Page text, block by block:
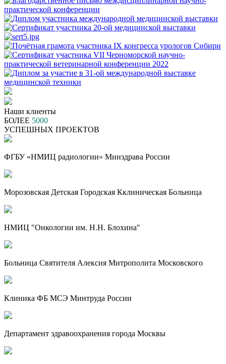
Наши клиенты
БОЛЕЕ 5000
УСПЕШНЫХ ПРОЕКТОВ
ФГБУ «НМИЦ радиологии» Минздрава России
Морозовская Детская Городская Кклиническая Больница
НМИЦ "Онкологии им. Н.Н. Блохина"
Больница Святителя Алексия Митрополита Московского
Клиника ФБ МСЭ Минтруда России
Департамент здравоохранения города Москвы